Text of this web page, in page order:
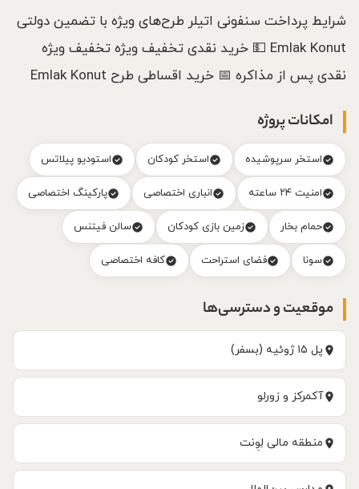
شرایط پرداخت سنفونی اتیلر طرح‌های ویژه با تضمین دولتی
Emlak Konut 💵 خرید نقدی تخفیف ویژه تخفیف ویژه
نقدی پس از مذاکره 📅 خرید اقساطی طرح Emlak Konut
امکانات پروژه
استخر سرپوشیده استخر کودکان استودیو پیلاتس
امنیت ۲۴ ساعته انباری اختصاصی پارکینگ اختصاصی
حمام بخار زمین بازی کودکان سالن فیتنس
سونا فضای استراحت کافه اختصاصی
موقعیت و دسترسی‌ها
پل ۱۵ ژوئیه (بسفر)
آکمرکز و زورلو
منطقه مالی لِوِنت